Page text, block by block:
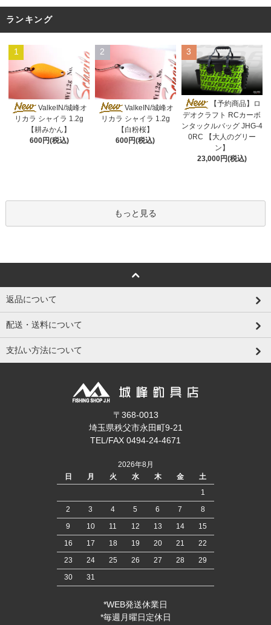
ランキング
1
ValkeIN/城峰オ
リカラ シャイラ 1.2g
【耕みかん】
600円(税込)
2
ValkeIN/城峰オ
リカラ シャイラ 1.2g
【白粉桜】
600円(税込)
3
【予約商品】ロ
デオクラフト RCカーボ
ンタックルバッグ JHG-4
0RC 【大人のグリー
ン】
23,000円(税込)
もっと見る
返品について
配送・送料について
支払い方法について
〒368-0013
埼玉県秩父市永田町9-21
TEL/FAX 0494-24-4671
2026年8月
日
月 火 水 木 金
土
1
2
3 4 5 6 7
8
9
10 11 12 13 14
15
16
17 18 19 20 21
22
23
24 25 26 27 28
29
30
31
*WEB発送休業日
*毎週月曜日定休日